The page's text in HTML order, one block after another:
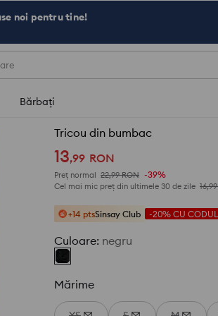
noi pentru tine!
Bărbaţi
Tricou din bumbac
13,99 RON
Preț normal 22,99 RON -39%
Cel mai mic preț din ultimele 30 de zile 16,99
+14 ptsSinsay Club -20% CU CODUL
Culoare: negru
Mărime